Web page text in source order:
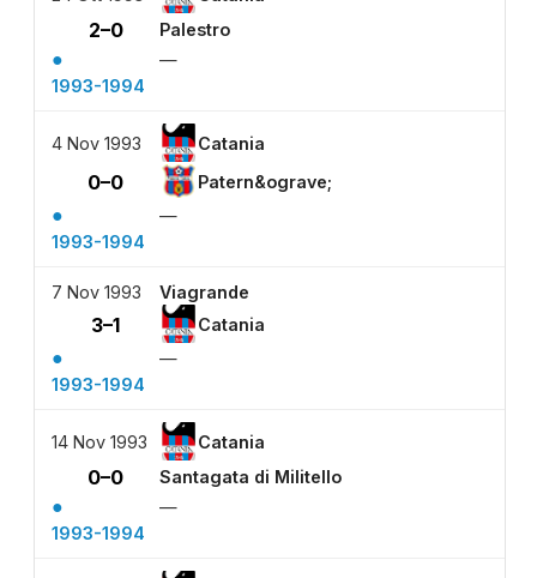
2–0 Palestro
●
—
1993-1994
4 Nov 1993 Catania
0–0 Patern&ograve;
●
—
1993-1994
7 Nov 1993 Viagrande
3–1 Catania
●
—
1993-1994
14 Nov 1993 Catania
0–0 Santagata di Militello
●
—
1993-1994